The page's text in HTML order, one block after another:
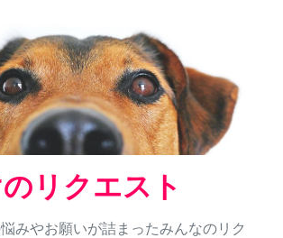
リクエスト
みやお願いが詰まったみんなのリク